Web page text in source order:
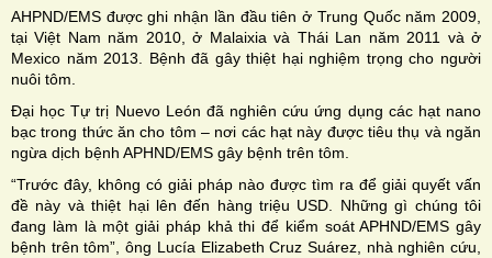
AHPND/EMS được ghi nhận lần đầu tiên ở Trung Quốc năm 2009,
tại Việt Nam năm 2010, ở Malaixia và Thái Lan năm 2011 và ở
Mexico năm 2013. Bệnh đã gây thiệt hại nghiệm trọng cho người
nuôi tôm.
Đại học Tự trị Nuevo León đã nghiên cứu ứng dụng các hạt nano
bạc trong thức ăn cho tôm – nơi các hạt này được tiêu thụ và ngăn
ngừa dịch bệnh APHND/EMS gây bệnh trên tôm.
“Trước đây, không có giải pháp nào được tìm ra để giải quyết vấn
đề này và thiệt hại lên đến hàng triệu USD. Những gì chúng tôi
đang làm là một giải pháp khả thi để kiểm soát APHND/EMS gây
bệnh trên tôm”, ông Lucía Elizabeth Cruz Suárez, nhà nghiên cứu,